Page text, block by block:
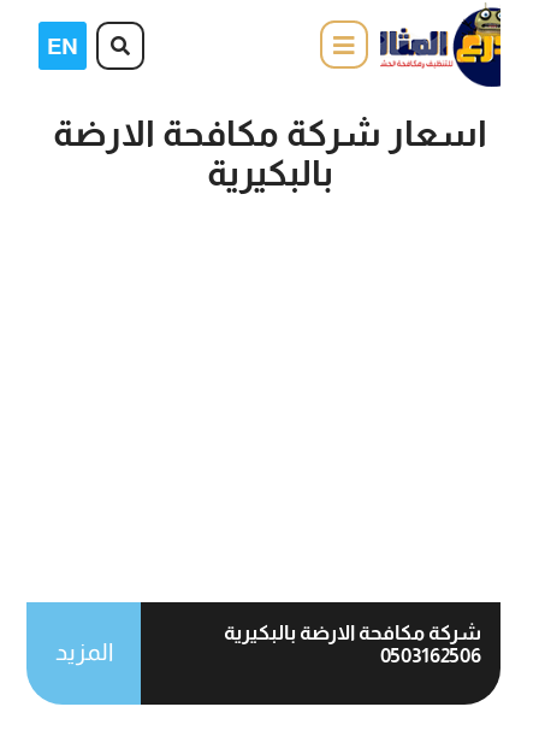
اسعار شركة مكافحة الارضة
بالبكيرية
شركة مكافحة الارضة بالبكيرية
0503162506
المزيد